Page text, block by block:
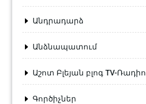
Անդրադարձ
Անձնապատում
Աշոտ Բլեյան բլոգ TV-Ռադիո
Գործիչներ